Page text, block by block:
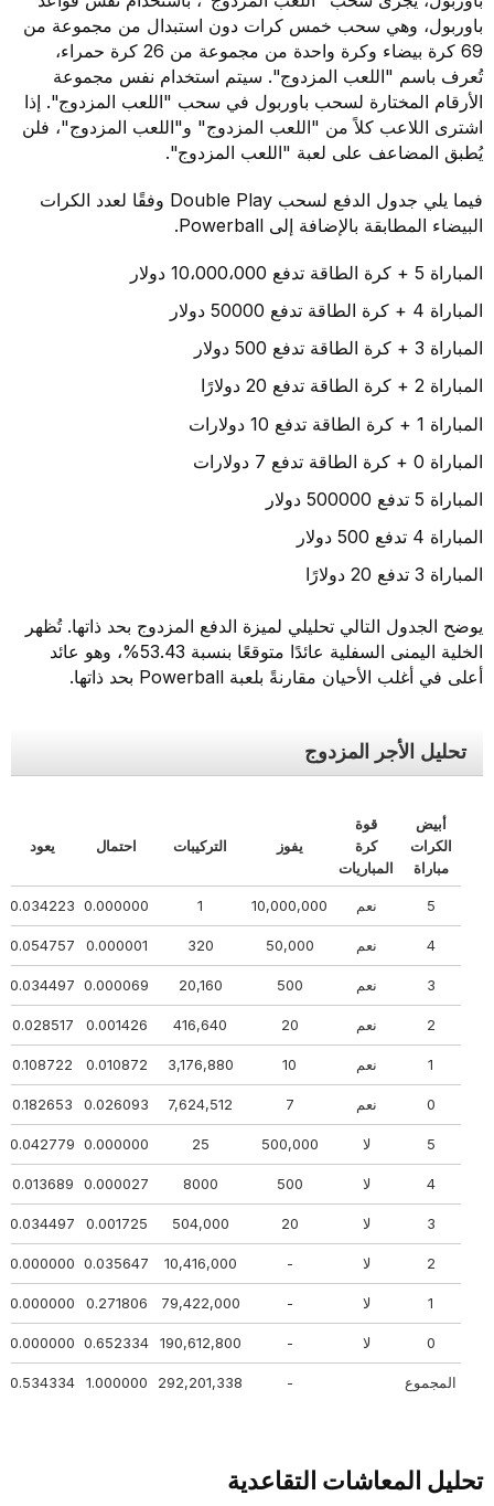
باوربول، وهي سحب خمس كرات دون استبدال من مجموعة من
69 كرة بيضاء وكرة واحدة من مجموعة من 26 كرة حمراء،
تُعرف باسم "اللعب المزدوج". سيتم استخدام نفس مجموعة
الأرقام المختارة لسحب باوربول في سحب "اللعب المزدوج". إذا
اشترى اللاعب كلاً من "اللعب المزدوج" و"اللعب المزدوج"، فلن
يُطبق المضاعف على لعبة "اللعب المزدوج".
فيما يلي جدول الدفع لسحب Double Play وفقًا لعدد الكرات
البيضاء المطابقة بالإضافة إلى Powerball.
المباراة 5 + كرة الطاقة تدفع 10،000،000 دولار
المباراة 4 + كرة الطاقة تدفع 50000 دولار
المباراة 3 + كرة الطاقة تدفع 500 دولار
المباراة 2 + كرة الطاقة تدفع 20 دولارًا
المباراة 1 + كرة الطاقة تدفع 10 دولارات
المباراة 0 + كرة الطاقة تدفع 7 دولارات
المباراة 5 تدفع 500000 دولار
المباراة 4 تدفع 500 دولار
المباراة 3 تدفع 20 دولارًا
يوضح الجدول التالي تحليلي لميزة الدفع المزدوج بحد ذاتها. تُظهر
الخلية اليمنى السفلية عائدًا متوقعًا بنسبة 53.43%، وهو عائد
أعلى في أغلب الأحيان مقارنةً بلعبة Powerball بحد ذاتها.
تحليل الأجر المزدوج
أبيض
الكرات
مباراة
قوة
كرة
المباريات
يفوز التركيبات احتمال يعود
نعم 10,000,000
0.000000
0.034223
4 نعم 50,000
320
0.000001
0.054757
نعم 500
20,160
0.000069
0.034497
نعم 20
416,640
0.001426
0.028517
نعم 10
3,176,880
0.010872
0.108722
نعم 7,624,512
0.026093
0.182653
500,000
25
0.000000
0.042779
4
500
8000
0.000027
0.013689
20
504,000
0.001725
0.034497
10,416,000
0.035647
0.000000
79,422,000
0.271806
0.000000
190,612,800
0.652334
0.000000
المجموع 292,201,338
1.000000
0.534334
تحليل المعاشات التقاعدية